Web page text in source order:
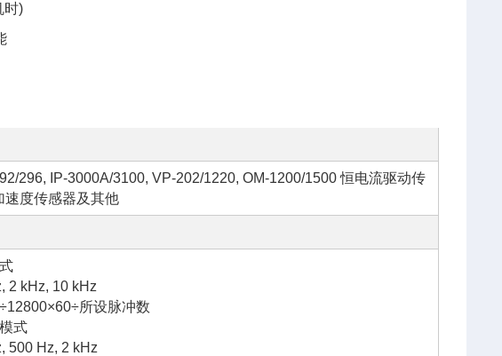
时)
296, IP-3000A/3100, VP-202/1220, OM-1200/1500 恒电流驱动传
速度传感器及其他
2 kHz, 10 kHz
所设脉冲数
式
500 Hz, 2 kHz